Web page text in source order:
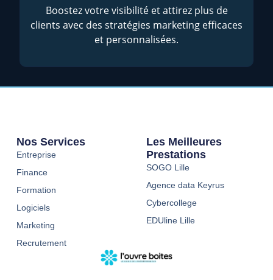
Boostez votre visibilité et attirez plus de
clients avec des stratégies marketing efficaces
et personnalisées.
Nos Services
Entreprise
Finance
Formation
Logiciels
Marketing
Recrutement
Les Meilleures
Prestations
SOGO Lille
Agence data Keyrus
Cybercollege
EDUline Lille